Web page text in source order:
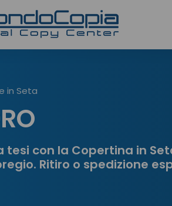
in Seta
con la Copertina in
Ritiro o spedizione